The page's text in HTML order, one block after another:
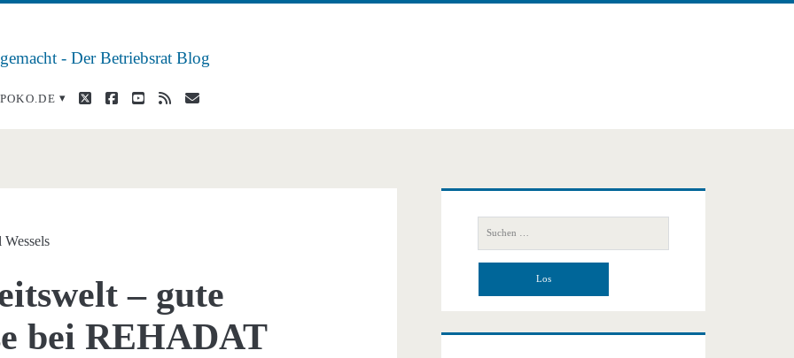
- Der Betriebsrat Blog
POKO.DE twitterfacebook
youtube
rss E-
span>
Wessels
– gute
bei REHADAT
Primäre
Seitenleiste
nach: